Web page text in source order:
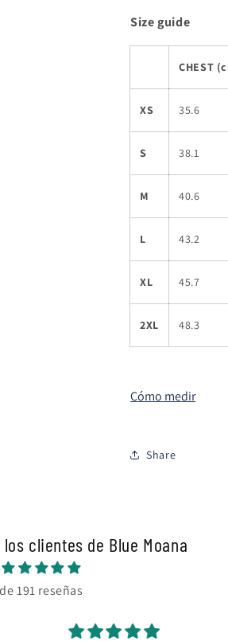
Size guide
CHEST
XS 35.6
S 38.1
M 40.6
L 43.2
XL 45.7
2XL 48.3
Cómo medir
Share
clientes de Blue Moana
de 191 reseñas